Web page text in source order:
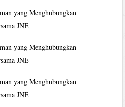
yang Menghubungkan
JNE
yang Menghubungkan
JNE
yang Menghubungkan
JNE